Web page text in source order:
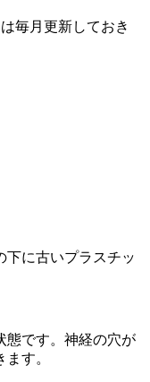
毎月更新しておき
下に古いプラスチッ
態です。神経の穴が
す。